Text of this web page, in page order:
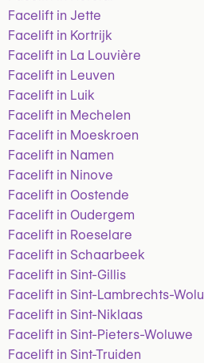
Facelift in Jette
Facelift in Kortrijk
Facelift in La Louvière
Facelift in Leuven
Facelift in Luik
Facelift in Mechelen
Facelift in Moeskroen
Facelift in Namen
Facelift in Ninove
Facelift in Oostende
Facelift in Oudergem
Facelift in Roeselare
Facelift in Schaarbeek
Facelift in Sint-Gillis
Facelift in Sint-Lambrechts-
Facelift in Sint-Niklaas
Facelift in Sint-Pieters-Woluwe
Facelift in Sint-Truiden